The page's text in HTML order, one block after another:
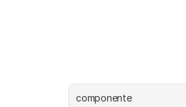
componente